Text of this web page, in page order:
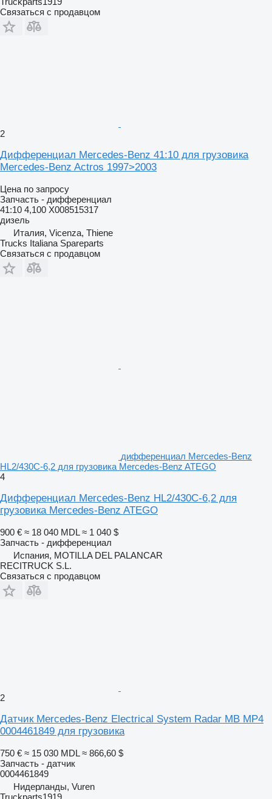
Связаться с продавцом
2
Дифференциал Mercedes-Benz 41:10 для грузовика
Mercedes-Benz Actros 1997>2003
Цена по запросу
Запчасть - дифференциал
41:10 4,100 X008515317
дизель
Италия, Vicenza, Thiene
Trucks Italiana Spareparts
Связаться с продавцом
дифференциал Mercedes-Benz
HL2/430C-6,2 для грузовика Mercedes-Benz ATEGO
4
Дифференциал Mercedes-Benz HL2/430C-6,2 для
грузовика Mercedes-Benz ATEGO
900 € ≈ 18 040 MDL ≈ 1 040 $
Запчасть - дифференциал
Испания, MOTILLA DEL PALANCAR
RECITRUCK S.L.
Связаться с продавцом
2
Датчик Mercedes-Benz Electrical System Radar MB MP4
0004461849 для грузовика
750 € ≈ 15 030 MDL ≈ 866,60 $
Запчасть - датчик
0004461849
Нидерланды, Vuren
Truckparts1919